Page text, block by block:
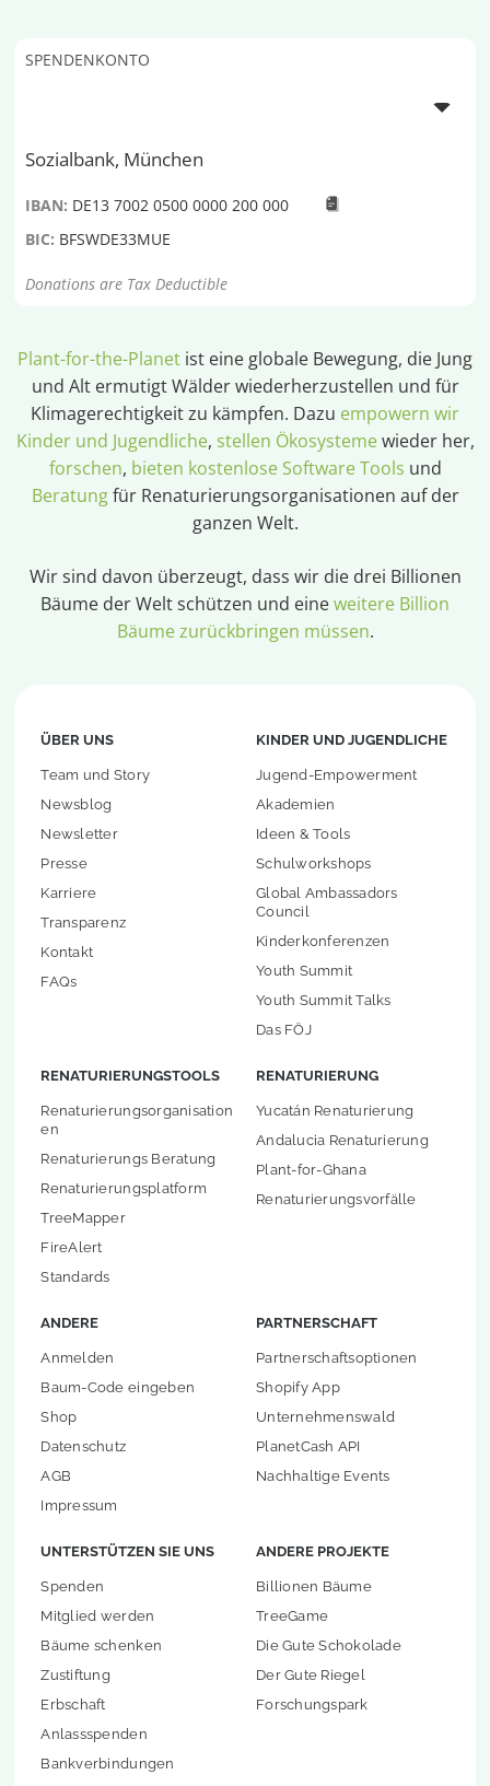
SPENDENKONTO
Sozialbank, München
IBAN: DE13 7002 0500 0000 200 000
BIC: BFSWDE33MUE
Donations are Tax Deductible
Plant-for-the-Planet ist eine globale Bewegung, die Jung
und Alt ermutigt Wälder wiederherzustellen und für
Klimagerechtigkeit zu kämpfen. Dazu empowern wir
Kinder und Jugendliche, stellen Ökosystemewieder her,
forschen, bieten kostenlose Software Tools und
Beratungfür Renaturierungsorganisationen auf der
ganzen Welt.
Wir sind davon überzeugt, dass wir die drei Billionen
Bäume der Welt schützen und eineweitere Billion
Bäume zurückbringen müssen.
ÜBER UNS
Team und Story
Newsblog
Newsletter
Presse
Karriere
Transparenz
Kontakt
FAQs
KINDER UND JUGENDLICHE
Jugend-Empowerment
Akademien
Ideen & Tools
Schulworkshops
Global Ambassadors
Council
Kinderkonferenzen
Youth Summit
Youth Summit Talks
Das FÖJ
RENATURIERUNGSTOOLS
Renaturierungsorganisation
en
Renaturierungs Beratung
Renaturierungsplatform
TreeMapper
FireAlert
Standards
RENATURIERUNG
Yucatán Renaturierung
Andalucia Renaturierung
Plant-for-Ghana
Renaturierungsvorfälle
ANDERE
Anmelden
Baum-Code eingeben
Shop
Datenschutz
AGB
Impressum
PARTNERSCHAFT
Partnerschaftsoptionen
Shopify App
Unternehmenswald
PlanetCash API
Nachhaltige Events
UNTERSTÜTZEN SIE UNS
Spenden
Mitglied werden
Bäume schenken
Zustiftung
Erbschaft
Anlassspenden
Bankverbindungen
ANDERE PROJEKTE
Billionen Bäume
TreeGame
Die Gute Schokolade
Der Gute Riegel
Forschungspark